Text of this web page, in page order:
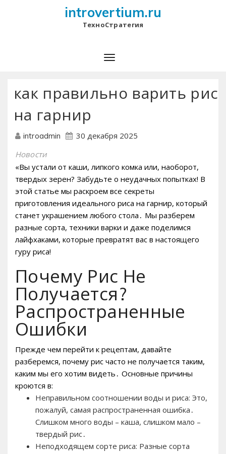
introvertium.ru
ТехноСтратегия
как правильно варить рис
на гарнир
introadmin 30 декабря 2025
Новости
«Вы устали от каши, липкого комка или, наоборот,
твердых зерен? Забудьте о неудачных попытках! В
этой статье мы раскроем все секреты
приготовления идеального риса на гарнир, который
станет украшением любого стола․ Мы разберем
разные сорта, техники варки и даже поделимся
лайфхаками, которые превратят вас в настоящего
гуру риса!
Почему Рис Не
Получается?
Распространенные
Ошибки
Прежде чем перейти к рецептам, давайте
разберемся, почему рис часто не получается таким,
каким мы его хотим видеть․ Основные причины
кроются в:
Неправильном соотношении воды и риса: Это,
пожалуй, самая распространенная ошибка․
Слишком много воды – каша, слишком мало –
твердый рис․
Неподходящем сорте риса: Разные сорта